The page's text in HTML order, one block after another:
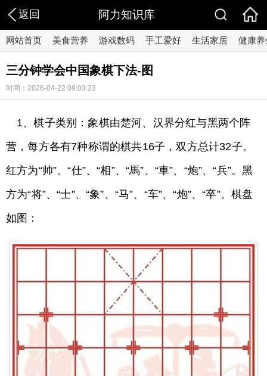
返回 阿力知识库
网站首页 美食营养 游戏数码 手工爱好 生活家居 健康养
三分钟学会中国象棋下法-图
时间：2026-04-22 09:03:23
1、棋子类别：象棋由楚河、汉界分红与黑两个阵
营，每方各有7种称谓的棋共16子，双方总计32子。
红方为“帅”、“仕”、“相”、“馬”、“車”、“炮”、“兵”。黑
方为“将”、“士”、“象”、“马”、“车”、“炮”、“卒”。棋盘
如图：